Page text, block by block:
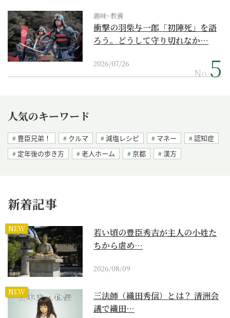
趣味･教養
衝撃の羽柴与一郎「初陣死」を語
ろう。どうして守り切れなか…
2026/07/26
No.
人気のキーワード
豊臣兄弟！ クルマ 減塩レシピ マネー
認知症
定年後の歩き方
老人ホーム 京都 漢方
新着記事
NEW
若い頃の豊臣秀吉が主人の小姓た
ちから虐め…
2026/08/09
NEW
三法師（織田秀信）とは？ 清洲会
議で織田…